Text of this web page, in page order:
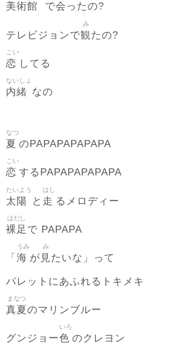
美術館 で会 ったの?
テレビジョンで観
み
たの?
恋
こい
してる
内緒
ないしょ
なの
夏
なつ
のPAPAPAPAPAPA
恋
こい
するPAPAPAPAPAPA
太陽
たいよう
と 走
はし
るメロディー
裸足
はだし
で PAPAPA
「 海
うみ
が 見
み
たいな」って
パレットにあふれるトキメキ
真夏
まなつ
のマリンブルー
グンジョー色
いろ
のクレヨン